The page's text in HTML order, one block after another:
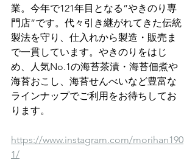
業。今年で121年目となる”やきのり専
門店”です。代々引き継がれてきた伝統
製法を守り、仕入れから製造・販売ま
で一貫しています。やきのりをはじ
め、人気No.1の海苔茶漬・海苔佃煮や
海苔おこし、海苔せんべいなど豊富な
ラインナップでご利用をお待ちしてお
ります。
https://www.instagram.com/morihan190
1/